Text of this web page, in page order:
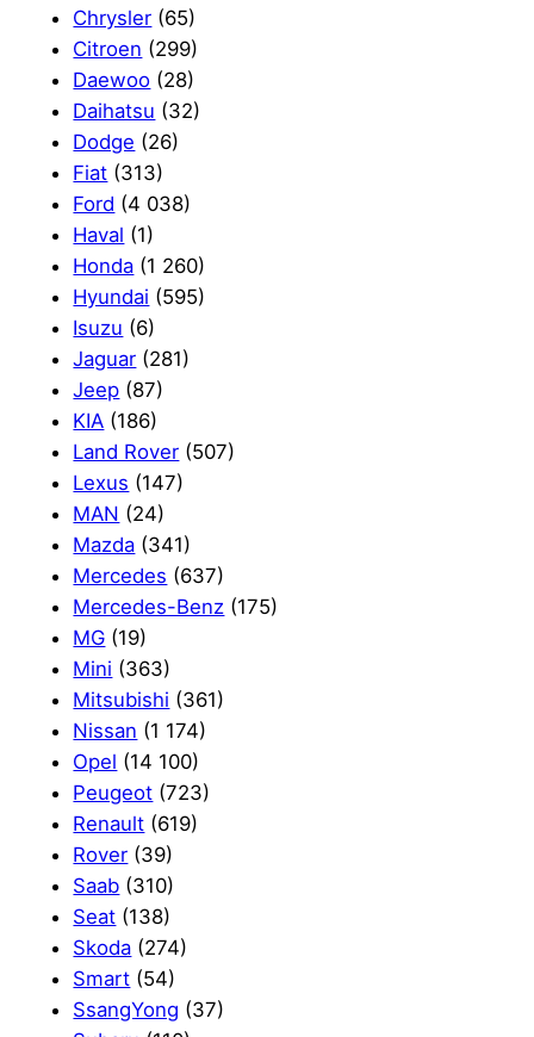
Chrysler (65)
Citroen (299)
Daewoo (28)
Daihatsu (32)
Dodge (26)
Fiat (313)
Ford (4 038)
Haval (1)
Honda (1 260)
Hyundai (595)
Isuzu (6)
Jaguar (281)
Jeep (87)
KIA (186)
Land Rover (507)
Lexus (147)
MAN (24)
Mazda (341)
Mercedes (637)
Mercedes-Benz (175)
MG (19)
Mini (363)
Mitsubishi (361)
Nissan (1 174)
Opel (14 100)
Peugeot (723)
Renault (619)
Rover (39)
Saab (310)
Seat (138)
Skoda (274)
Smart (54)
SsangYong (37)